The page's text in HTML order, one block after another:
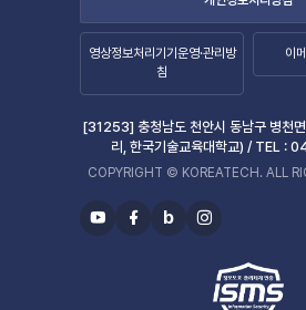
영상정보처리기기운영·관리방
침
이
[31253] 충청남도 천안시 동남구 병천
리, 한국기술교육대학교) / TEL :
COPYRIGHT © KOREATECH. ALL
유
페
b
블
인
타
그